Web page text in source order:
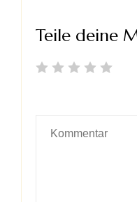
Teile deine